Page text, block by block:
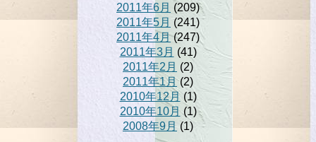
2011年6月 (209)
2011年5月 (241)
2011年4月(247)
2011年3月 (41)
2011年2月 (2)
2011年1月(2)
2010年12月(1)
2010年10月 (1)
2008年9月 (1)